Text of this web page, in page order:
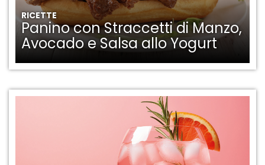
RICETTE
Panino con Straccetti di Manzo,
Avocado e Salsa allo Yogurt